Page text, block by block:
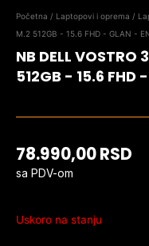
Početna / Laptopovi i oprema /
M.2 512GB - 15.6 FHD - GLAN -
NB DELL
512GB - 15.6 FHD
78.990,00RSD
sa PDV-om
Uskoro na stanju